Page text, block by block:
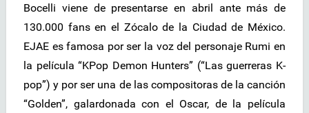
Bocelli viene de presentarse en abril ante más de
130.000 fans en el Zócalo de la Ciudad de México.
EJAE es famosa por ser la voz del personaje Rumi en
la película “KPop Demon Hunters” (“Las guerreras K-
pop”) y por ser una de las compositoras de la canción
“Golden”, galardonada con el Oscar, de la película